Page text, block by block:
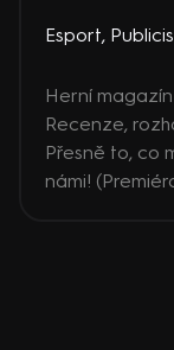
Esport,
Herní
Recenze,
Přesně to, co
námi!